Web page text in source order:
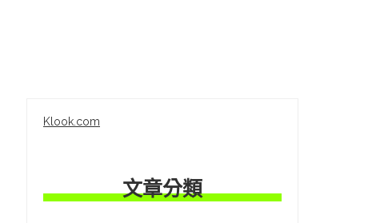
Klook.com
文章分類